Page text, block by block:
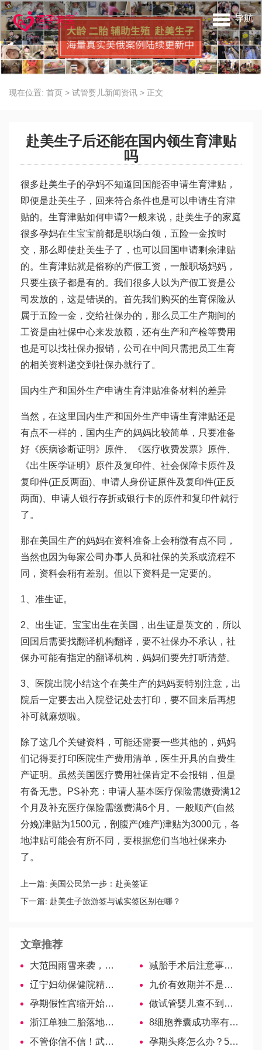
导航
现在位置: 首页 > 试管婴儿新闻资讯 > 正文
赴美生子后还能在国内领生育津贴
吗
很多赴美生子的孕妈不知道回国能否申请生育津贴，
即便是赴美生子，回来符合条件也是可以申请生育津
贴的。生育津贴如何申请?一般来说，赴美生子的家庭
很多孕妈在生宝宝前都是职场白领，五险一金按时
交，那么即使赴美生子了，也可以回国申请剩余津贴
的。生育津贴就是俗称的产假工资，一般职场妈妈，
只要生孩子都是有的。我们很多人以为产假工资是公
司发放的，这是错误的。首先我们购买的生育保险从
属于五险一金，交给社保办的，那么员工生产期间的
工资是由社保中心来发放额，还有生产和产检等费用
也是可以找社保办报销，公司在中间只需把员工生育
的相关资料递交到社保办就行了。
国内生产和国外生产申请生育津贴准备材料的差异
当然，在这里国内生产和国外生产申请生育津贴还是
有点不一样的，国内生产的妈妈比较简单，只要准备
好《疾病诊断证明》原件、《医疗收费发票》原件、
《出生医学证明》原件及复印件、社会保障卡原件及
复印件(正反两面)、申请人身份证原件及复印件(正反
两面)、申请人银行存折或银行卡的原件和复印件就行
了。
那在美国生产的妈妈在资料准备上会稍微有点不同，
当然也因为每家公司办事人员和社保的关系或流程不
同，资料会稍有差别。但以下资料是一定要的。
1、准生证。
2、出生证。宝宝出生在美国，出生证是英文的，所以
回国后需要找翻译机构翻译，要不社保办不承认，社
保办可能有指定的翻译机构，妈妈们要先打听清楚。
3、医院出院小结这个在美生产的妈妈要特别注意，出
院后一定要去出入院登记处去打印，要不回来后再想
补可就麻烦啦。
除了这几个关键资料，可能还需要一些其他的，妈妈
们记得要打印医院生产费用清单，医生开具的自费生
产证明。虽然美国医疗费用社保肯定不会报销，但是
有备无患。PS补充：申请人基本医疗保险需缴费满12
个月及补充医疗保险需缴费满6个月。一般顺产(自然
分娩)津贴为1500元，剖腹产(难产)津贴为3000元，各
地津贴可能会有所不同，要根据您们当地社保来办
了。
上一篇: 美国公民第一步：赴美签证
下一篇: 赴美生子旅游签与诚实签区别在哪？
文章推荐
大范围雨雪来袭，家有萌宝怎样做可以预防感冒
减胎手术后注意事项勿忽视，饮食+生活皆有诸多禁忌-美国试管婴儿
辽宁妇幼保健院精子库申请攻略，供精流程及费用参考
九价有效期并不是只有5年，免疫时间因体质而异
孕期假性宫缩开始时间揭秘！
做试管婴儿查不到进度别担心，手把手教你查询诊疗记录
浙江单独二胎落地实施，方案、细则详解
8细胞养囊成功率有多高？一分钟带你了解！
不管你信不信！武汉一男子采耳后耳朵感染脚气
孕期头疼怎么办？5招快速缓解